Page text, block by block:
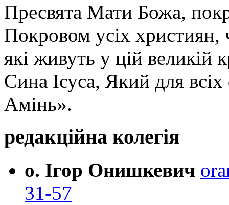
Пресвята Мати Божа,
Покровом усіх християн,
які живуть у цій великій
Сина Ісуса, Який для
Амінь».
редакційна колегія
о. Ігор Онишкевич
31-57